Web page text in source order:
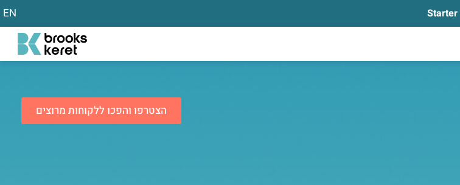
EN
הצטרפו והפכו ללקוחות מרוצים